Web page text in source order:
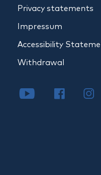
Privacy statements
Impressum
Accessibility
Withdrawal